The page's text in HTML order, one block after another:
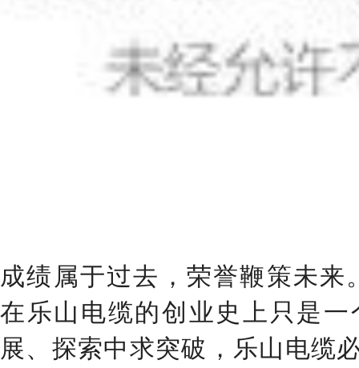
成绩属于过去，荣誉鞭策未
在乐山电缆的创业史上只是
展、探索中求突破，乐山电缆